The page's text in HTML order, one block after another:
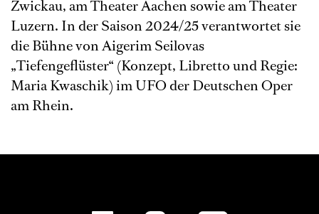
Zwickau, am Theater Aachen sowie am Theater
Luzern. In der Saison 2024/25 verantwortet sie
die Bühne von Aigerim Seilovas
„Tiefengeflüster“ (Konzept, Libretto und Regie:
Maria Kwaschik) im UFO der Deutschen Oper
am Rhein.